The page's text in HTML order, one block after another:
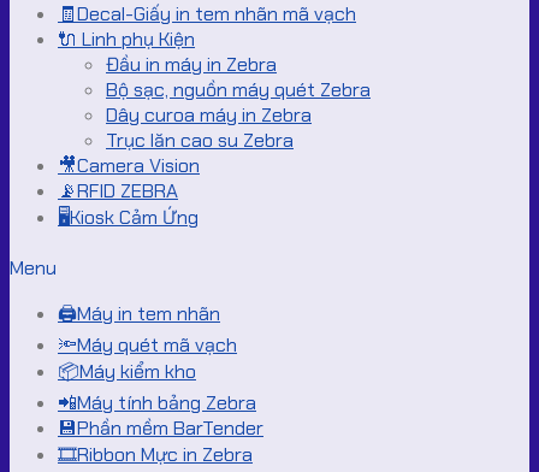
🧾Decal-Giấy in tem nhãn mã vạch
🔌 Linh phụ Kiện
Đầu in máy in Zebra
Bộ sạc, nguồn máy quét Zebra
Dây curoa máy in Zebra
Trục lăn cao su Zebra
🎥Camera Vision
📡RFID ZEBRA
🖥️Kiosk Cảm Ứng
Menu
🖨️Máy in tem nhãn
🔦Máy quét mã vạch
📦Máy kiểm kho
📲Máy tính bảng Zebra
💾Phần mềm BarTender
🎞️Ribbon Mực in Zebra